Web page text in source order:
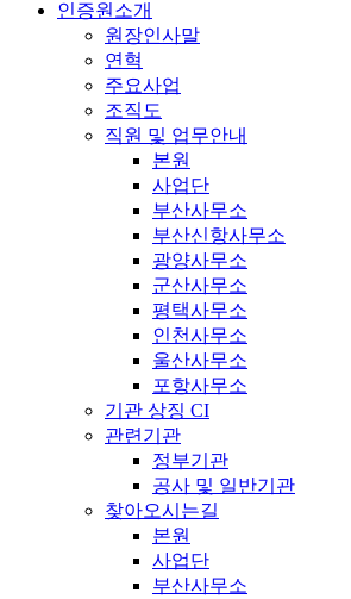
인증원소개
원장인사말
연혁
주요사업
조직도
직원 및 업무안내
본원
사업단
부산사무소
부산신항사무소
광양사무소
군산사무소
평택사무소
인천사무소
울산사무소
포항사무소
기관 상징 CI
관련기관
정부기관
공사 및 일반기관
찾아오시는길
본원
사업단
부산사무소